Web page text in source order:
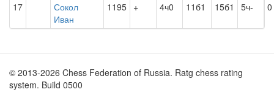
17
Сокол
Иван
1195 + 4ч0 11б1 15б1 5ч- 0
© 2013-2026 Chess Federation of Russia. Ratg chess rating
system. Build 0500